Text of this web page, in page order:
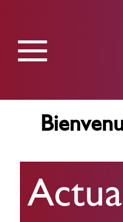
Menu
Agenda
≡